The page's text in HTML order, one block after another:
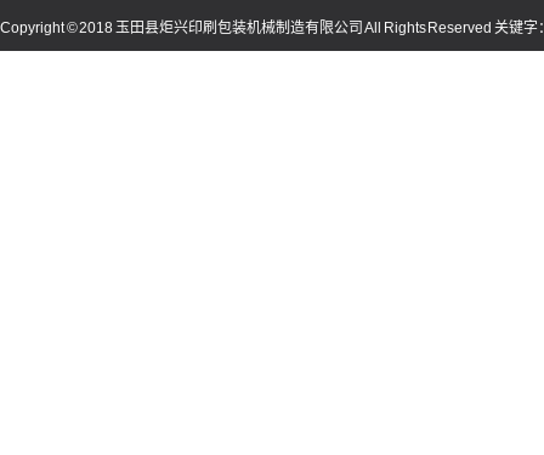
Copyright © 2018 玉田县炬兴印刷包装机械制造有限公司 All Rights Reserved 关键字